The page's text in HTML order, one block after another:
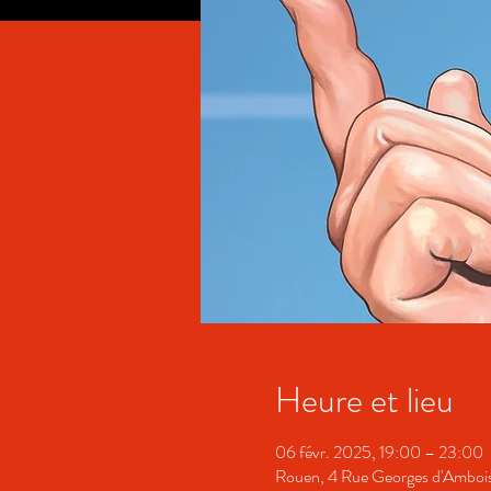
Heure et lieu
06 févr. 2025, 19:00 – 23:00
Rouen, 4 Rue Georges